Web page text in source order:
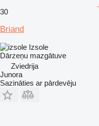
30
Briand
Izsole
Dārzeņu mazgātuve
Zviedrija
Junora
Sazināties ar pārdevēju